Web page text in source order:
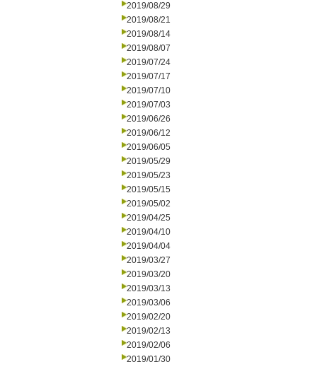
2019/08/29
2019/08/21
2019/08/14
2019/08/07
2019/07/24
2019/07/17
2019/07/10
2019/07/03
2019/06/26
2019/06/12
2019/06/05
2019/05/29
2019/05/23
2019/05/15
2019/05/02
2019/04/25
2019/04/10
2019/04/04
2019/03/27
2019/03/20
2019/03/13
2019/03/06
2019/02/20
2019/02/13
2019/02/06
2019/01/30